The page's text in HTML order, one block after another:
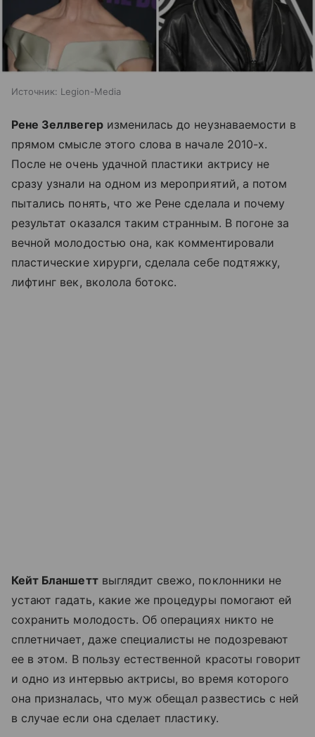
Источник: Legion-Media
Рене Зеллвегеризменилась до неузнаваемости в
прямом смысле этого слова в начале 2010-х.
После не очень удачной пластики актрису не
сразу узнали на одном из мероприятий, а потом
пытались понять, что же Рене сделала и почему
результат оказался таким странным. В погоне за
вечной молодостью она, как комментировали
пластические хирурги, сделала себе подтяжку,
лифтинг век, вколола ботокс.
Кейт Бланшеттвыглядит свежо, поклонники не
устают гадать, какие же процедуры помогают ей
сохранить молодость. Об операциях никто не
сплетничает, даже специалисты не подозревают
ее в этом. В пользу естественной красоты говорит
и одно из интервью актрисы, во время которого
она призналась, что муж обещал развестись с ней
в случае если она сделает пластику.